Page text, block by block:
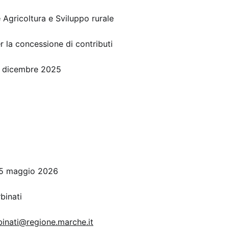
Agricoltura e Sviluppo rurale
la concessione di contributi
2025
maggio 2026